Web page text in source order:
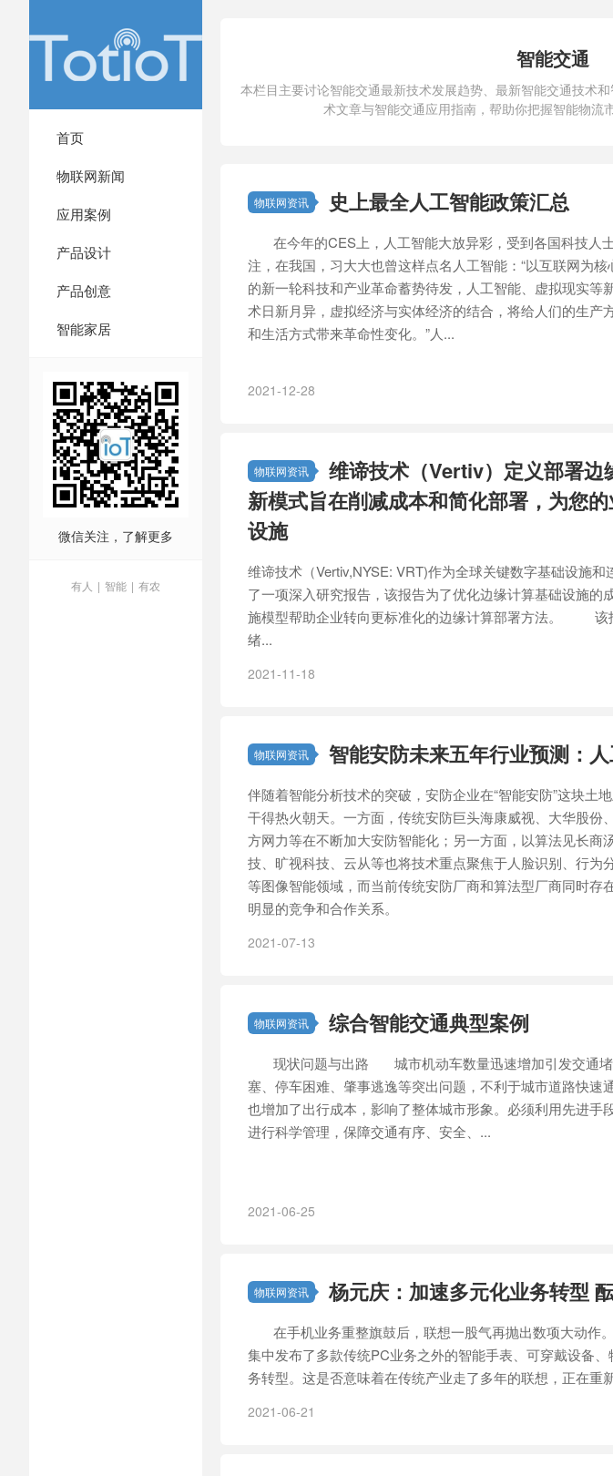
首页
物联网新闻
应用案例
产品设计
产品创意
智能家居
微信关注，了解更多
有人 | 智能 | 有农
智能交通
本栏目主要讨论智能交通最新技术发展趋势、最新智能交通技术
术文章与智能交通应用指南，帮助你把握智能物流
物联网资讯 史上最全人工智能政策汇总
在今年的CES上，人工智能大放异彩，受到各国科技人
注，在我国，习大大也曾这样点名人工智能：“以互联网为核
的新一轮科技和产业革命蓄势待发，人工智能、虚拟现实等
术日新月异，虚拟经济与实体经济的结合，将给人们的生产
和生活方式带来革命性变化。”人...
2021-12-28
物联网资讯
维谛技术（Vertiv）定义部署
新模式旨在削减成本和简化部署，为您
设施
维谛技术（Vertiv,NYSE: VRT)作为全球关键数字基础设施
了一项深入研究报告，该报告为了优化边缘计算基础设施的
施模型帮助企业转向更标准化的边缘计算部署方法。 该
绪...
2021-11-18
物联网资讯 智能安防未来五年行业预测：
伴随着智能分析技术的突破，安防企业在“智能安防”这块土
干得热火朝天。一方面，传统安防巨头海康威视、大华股份
方网力等在不断加大安防智能化；另一方面，以算法见长商
技、旷视科技、云从等也将技术重点聚焦于人脸识别、行为
等图像智能领域，而当前传统安防厂商和算法型厂商同时存
明显的竞争和合作关系。
2021-07-13
物联网资讯 综合智能交通典型案例
现状问题与出路 城市机动车数量迅速增加引发交通堵
塞、停车困难、肇事逃逸等突出问题，不利于城市道路快速
也增加了出行成本，影响了整体城市形象。必须利用先进手
进行科学管理，保障交通有序、安全、...
2021-06-25
物联网资讯 杨元庆：加速多元化业务转型
在手机业务重整旗鼓后，联想一股气再抛出数项大动作
集中发布了多款传统PC业务之外的智能手表、可穿戴设备
务转型。这是否意味着在传统产业走了多年的联想，正在重
2021-06-21